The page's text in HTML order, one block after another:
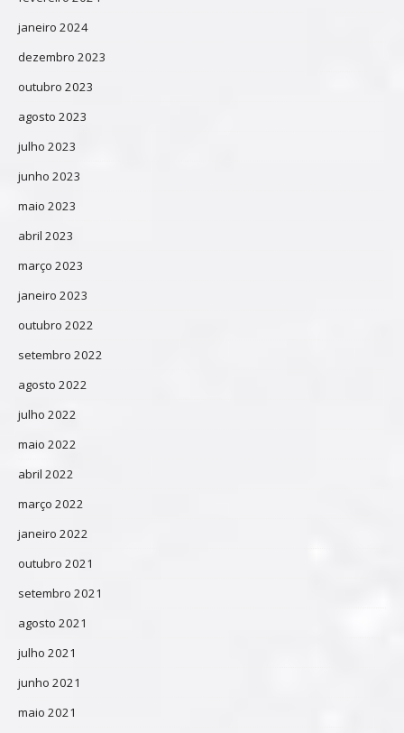
janeiro 2024
dezembro 2023
outubro 2023
agosto 2023
julho 2023
junho 2023
maio 2023
abril 2023
março 2023
janeiro 2023
outubro 2022
setembro 2022
agosto 2022
julho 2022
maio 2022
abril 2022
março 2022
janeiro 2022
outubro 2021
setembro 2021
agosto 2021
julho 2021
junho 2021
maio 2021